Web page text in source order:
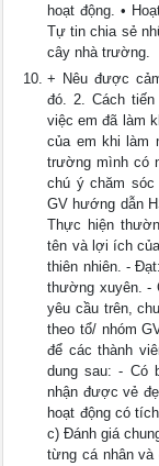
hoạt động. •
Tự tin chia sẻ
cây nhà trường.
+ Nêu được
đó. 2. Cách
việc em đã làm
của em khi làm
trường mình có
chú ý chăm sóc
GV hướng dẫn
Thực hiện
tên và lợi ích
thiên nhiên. -
thường xuyên. -
yêu cầu trên,
theo tổ/ nhóm
để các thành
dung sau: - Có
nhận được vẻ
hoạt động có
c) Đánh giá
từng cá nhân và